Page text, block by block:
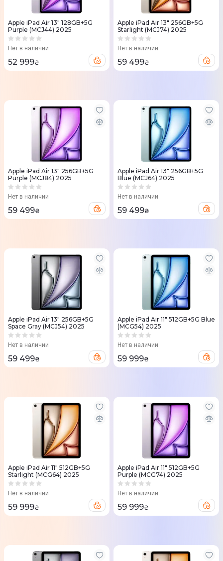
Apple iPad Air 13" 128GB+5G
Purple (MCJ44) 2025
Нет в наличии
52 999₴
Apple iPad Air 13" 256GB+5G
Starlight (MCJ74) 2025
Нет в наличии
59 499₴
Apple iPad Air 13" 256GB+5G
Purple (MCJ84) 2025
Нет в наличии
59 499₴
Apple iPad Air 13" 256GB+5G
Blue (MCJ64) 2025
Нет в наличии
59 499₴
Apple iPad Air 13" 256GB+5G
Space Gray (MCJ54) 2025
Нет в наличии
59 499₴
Apple iPad Air 11" 512GB+5G Blue
(MCG54) 2025
Нет в наличии
59 999₴
Apple iPad Air 11" 512GB+5G
Starlight (MCG64) 2025
Нет в наличии
59 999₴
Apple iPad Air 11" 512GB+5G
Purple (MCG74) 2025
Нет в наличии
59 999₴